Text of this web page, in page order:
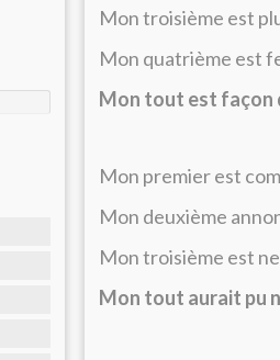
Mon troisième est
Mon quatrième est
Mon tout est façon
Mon premier est
Mon deuxième
Mon troisième est
Mon tout aurait pu